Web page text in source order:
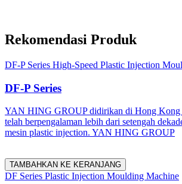
Rekomendasi Produk
DF-P Series High-Speed Plastic Injection
DF-P Series
YAN HING GROUP didirikan di Hong Kong
telah berpengalaman lebih dari setengah
mesin plastic injection. YAN HING GROUP
TAMBAHKAN KE KERANJANG
DF Series Plastic Injection Moulding Machine